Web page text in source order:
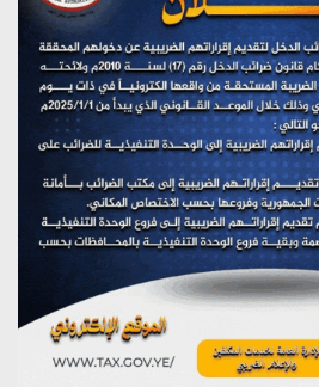
الوهم)
حول جرائم تحالف العدوان
القائد)